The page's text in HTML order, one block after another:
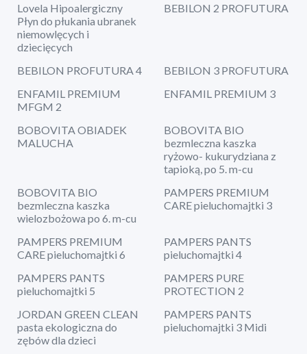
Lovela Hipoalergiczny
Płyn do płukania ubranek
niemowlęcych i
dziecięcych
BEBILON 2 PROFUTURA
BEBILON PROFUTURA 4
BEBILON 3 PROFUTURA
ENFAMIL PREMIUM
MFGM 2
ENFAMIL PREMIUM 3
BOBOVITA OBIADEK
MALUCHA
BOBOVITA BIO
bezmleczna kaszka
ryżowo- kukurydziana z
tapioką, po 5. m-cu
BOBOVITA BIO
bezmleczna kaszka
wielozbożowa po 6. m-cu
PAMPERS PREMIUM
CARE pieluchomajtki 3
PAMPERS PREMIUM
CARE pieluchomajtki 6
PAMPERS PANTS
pieluchomajtki 4
PAMPERS PANTS
pieluchomajtki 5
PAMPERS PURE
PROTECTION 2
JORDAN GREEN CLEAN
pasta ekologiczna do
zębów dla dzieci
PAMPERS PANTS
pieluchomajtki 3 Midi